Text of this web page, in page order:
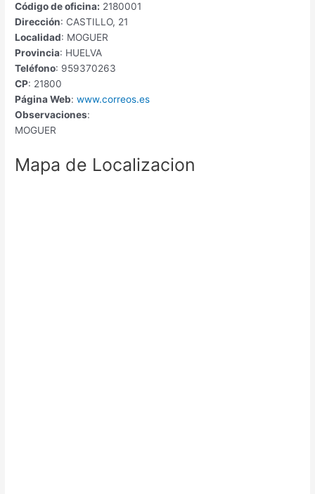
Código de oficina: 2180001
Dirección: CASTILLO, 21
Localidad: MOGUER
Provincia: HUELVA
Teléfono: 959370263
CP: 21800
Página Web: www.correos.es
Observaciones:
MOGUER
Mapa de Localizacion